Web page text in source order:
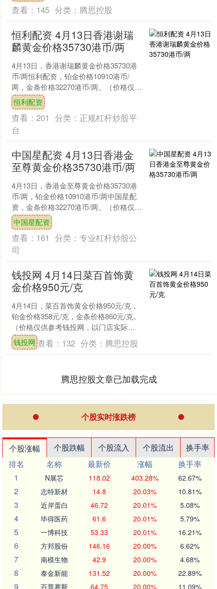
查看： 145 分类： 腾思控股
恒利配资 4月13日香港谢瑞
麟黄金价格35730港币/两
4月13日，香港谢瑞麟黄金价格35730港
币/两恒利配资，铂金价格10910港币/
两，金条价格32270港币/两。（价格仅供
参考，以门店实际为准）同日上海黄金
交....
恒利配资
查看： 201 分类： 正规杠杆炒股平
台
中国星配资 4月13日香港金
至尊黄金价格35730港币/两
4月13日，香港金至尊黄金价格35730港
币/两，铂金价格10910港币/两中国星配
资，金条价格32270港币/两。（价格仅供
参考，以门店实际为准）同日上海黄
金....
中国星配资
查看： 161 分类： 专业杠杆炒股公
司
钱投网 4月14日菜百首饰黄
金价格950元/克
4月14日，菜百首饰黄金价格950元/克，
铂金价格358元/克，金条价格860元/克。
（价格仅供参考钱投网，以门店实际为
准）同日上海黄金交易所现货黄金
AU999....
钱投网 查看： 132 分类： 腾思控股
腾思控股文章已加载完成
个股实时涨跌榜
个股涨幅 个股跌幅 个股流入 个股流出
换手率
排名
名称 最新价 涨幅
换手率
1
N展芯 118.02 403.28% 62.67%
2 志特新材 14.8 20.03% 10.81%
3 近岸蛋白 46.72 20.01% 5.08%
4 毕得医药 61.6 20.01% 5.79%
5 一博科技 53.33 20.01% 16.21%
6 方邦股份 146.16 20.00% 6.62%
7 南模生物 42.9 20.00% 4.68%
8 泰金新能 131.52 20.00% 22.89%
9 百普赛斯 64.75 20.00% 11.09%